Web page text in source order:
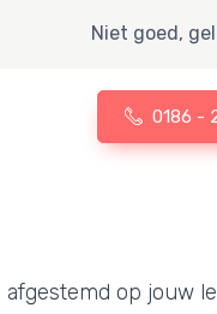
Niet goed,
0186 -
op jouw